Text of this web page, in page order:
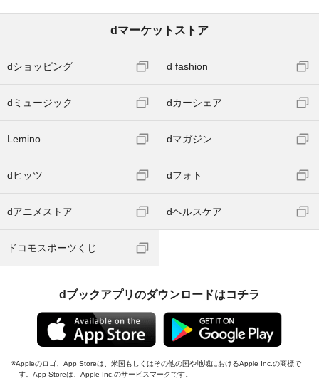
dマーケットストア
dショッピング d fashion
dミュージック dカーシェア
Lemino dマガジン
dヒッツ dフォト
dアニメストア dヘルスケア
ドコモスポーツくじ
dブックアプリのダウンロードはコチラ
Appleのロゴ、App Storeは、米国もしくはその他の国や地域におけるApple Inc.の商標で
す。App Storeは、Apple Inc.のサービスマークです。